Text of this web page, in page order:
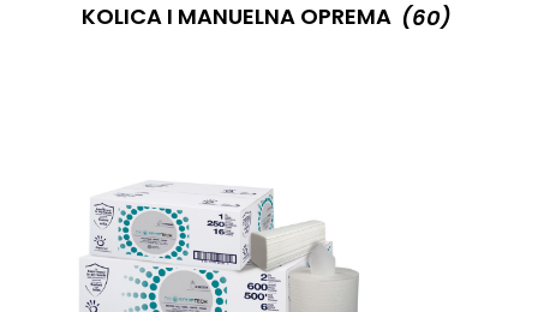
KOLICA I MANUELNA OPREMA (60)